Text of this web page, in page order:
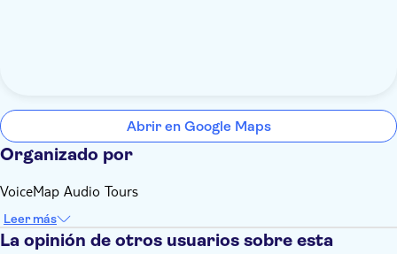
Abrir en Google Maps
Organizado por
VoiceMap Audio Tours
Leer más
La opinión de otros usuarios sobre esta